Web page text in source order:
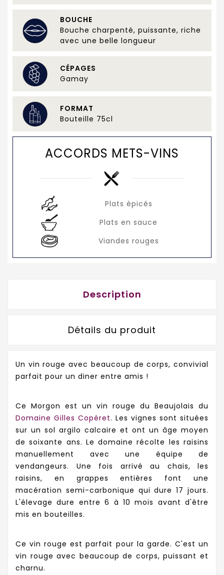
BOUCHE
Bouche charpenté, puissante, riche
avec une belle longueur
CÉPAGES
Gamay
FORMAT
Bouteille 75cl
ACCORDS METS-VINS
Plats épicés
Plats en sauce
Viandes rouges
Description
Détails du produit
Un vin rouge avec beaucoup de corps, convivial
parfait pour un diner entre amis !
Ce Morgon est un vin rouge du Beaujolais du
Domaine Gilles Copéret. Les vignes sont situées
sur un sol argilo calcaire et ont un âge moyen
de soixante ans. Le domaine récolte les raisins
manuellement avec une équipe de
vendangeurs. Une fois arrivé au chais, les
raisins, en grappes entières font une
macération semi-carbonique qui dure 17 jours.
L'élevage dure entre 6 à 10 mois avant d'être
mis en bouteilles.
Ce vin rouge est parfait pour la garde. C'est un
vin rouge avec beaucoup de corps, puissant et
charnu.